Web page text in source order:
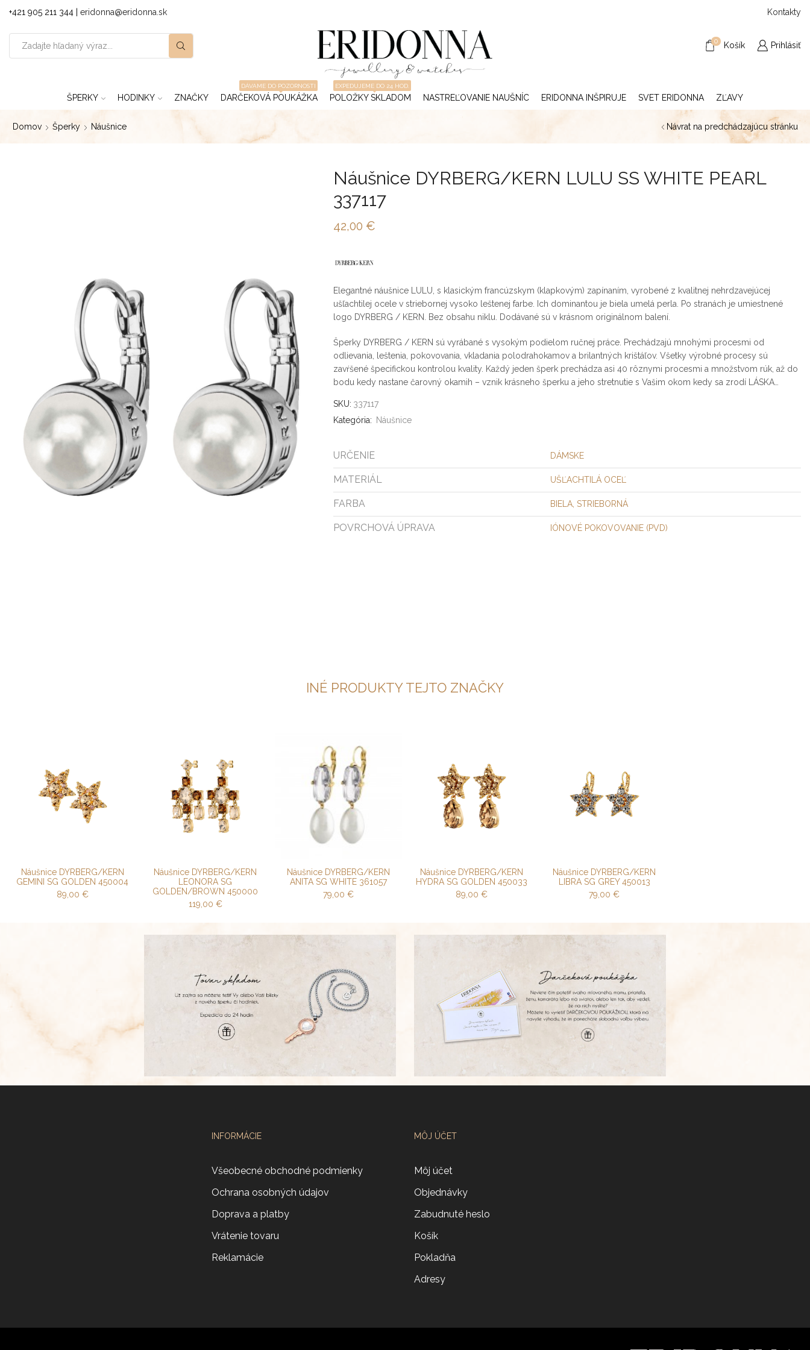
+421 905 211 344 | eridonna@eridonna.sk Kontakty
0 Košík Prihlásiť
ŠPERKY HODINKY ZNAČKY DARČEKOVÁ POUKÁŽKA
DÁVAME DO POZORNOSTI
POLOŽKY SKLADOM
EXPEDUJEME DO 24 HOD.
NASTREĽOVANIE NAUŠNÍC ERIDONNA INŠPIRUJE SVET ERIDONNA ZĽAVY
Domov Šperky Náušnice Návrat na predchádzajúcu stránku
Náušnice DYRBERG/KERN LULU SS WHITE PEARL
337117
42,00 €
Elegantné náušnice LULU, s klasickým francúzskym (klapkovým) zapínaním, vyrobené z kvalitnej nehrdzavejúcej
ušľachtilej ocele v striebornej vysoko leštenej farbe. Ich dominantou je biela umelá perla. Po stranách je umiestnené
logo DYRBERG / KERN. Bez obsahu niklu. Dodávané sú v krásnom originálnom balení.
Šperky DYRBERG / KERN sú vyrábané s vysokým podielom ručnej práce. Prechádzajú mnohými procesmi od
odlievania, leštenia, pokovovania, vkladania polodrahokamov a brilantných krištáľov. Všetky výrobné procesy sú
zavŕšené špecifickou kontrolou kvality. Každý jeden šperk prechádza asi 40 rôznymi procesmi a množstvom rúk, až do
bodu kedy nastane čarovný okamih – vznik krásneho šperku a jeho stretnutie s Vašim okom kedy sa zrodí LÁSKA…
SKU: 337117
Kategória:
Náušnice
URČENIE DÁMSKE
MATERIÁL UŠĽACHTILÁ OCEĽ
FARBA BIELA, STRIEBORNÁ
POVRCHOVÁ ÚPRAVA IÓNOVÉ POKOVOVANIE (PVD)
INÉ PRODUKTY TEJTO ZNAČKY
Náušnice DYRBERG/KERN
GEMINI SG GOLDEN 450004
89,00 €
Náušnice DYRBERG/KERN
LEONORA SG
GOLDEN/BROWN 450000
119,00 €
Náušnice DYRBERG/KERN
ANITA SG WHITE 361057
79,00€
Náušnice DYRBERG/KERN
HYDRA SG GOLDEN 450033
89,00 €
Náušnice DYRBERG/KERN
LIBRA SG GREY 450013
79,00€
INFORMÁCIE
Všeobecné obchodné podmienky
Ochrana osobných údajov
Doprava a platby
Vrátenie tovaru
Reklamácie
MÔJ ÚČET
Môj účet
Objednávky
Zabudnuté heslo
Košík
Pokladňa
Adresy